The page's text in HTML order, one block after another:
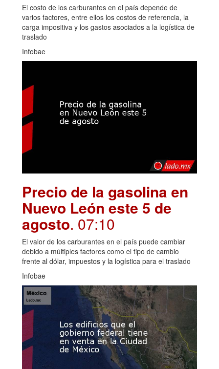
El costo de los carburantes en el país depende de
varios factores, entre ellos los costos de referencia, la
carga impositiva y los gastos asociados a la logística de
traslado
Infobae
Precio de la gasolina en
Nuevo León este 5 de
agosto. 07:10
El valor de los carburantes en el país puede cambiar
debido a múltiples factores como el tipo de cambio
frente al dólar, impuestos y la logística para el traslado
Infobae